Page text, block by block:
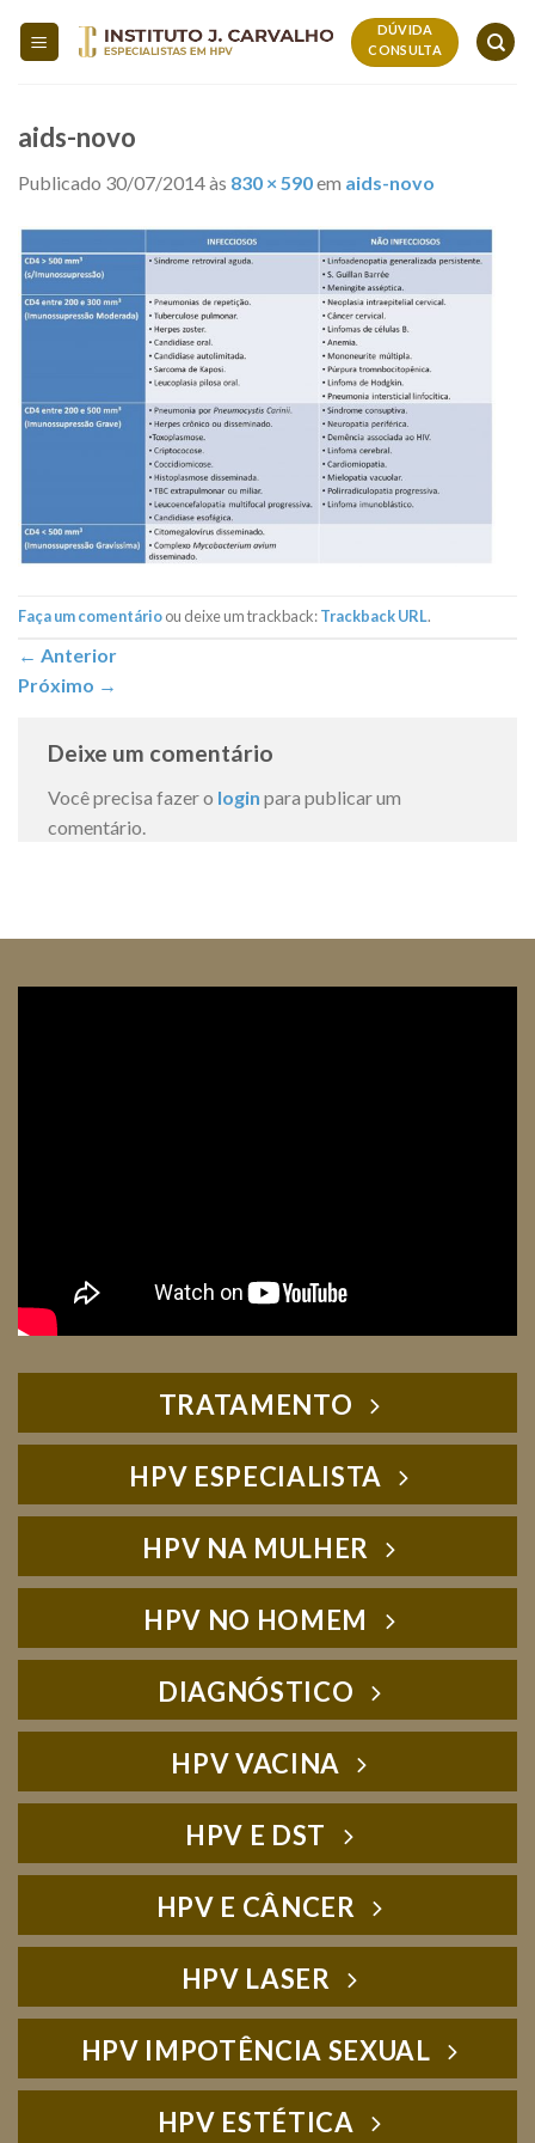
DÚVIDA
CONSULTA
aids-novo
Publicado 30/07/2014às 830 × 590em aids-novo
Faça um comentárioou deixe um trackback:Trackback URL.
← Anterior
Próximo →
Deixe um comentário
Você precisa fazer o login para publicar um
comentário.
TRATAMENTO
HPV ESPECIALISTA
HPV NA MULHER
HPV NO HOMEM
DIAGNÓSTICO
HPV VACINA
HPV E DST
HPV E CÂNCER
HPV LASER
HPV IMPOTÊNCIA SEXUAL
HPV ESTÉTICA